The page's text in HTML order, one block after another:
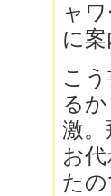
ャ
に案
こ
る
激
お
た